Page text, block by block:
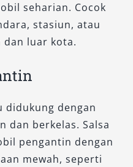
pilih rental mobil
jika tidak
ingin perjalanan
sopir profesional
lebih praktis dan
Ketentuan
seharian. Cocok
stasiun, atau
luar kota.
didukung dengan
dan berkelas. Salsa
pengantin dengan
mewah, seperti